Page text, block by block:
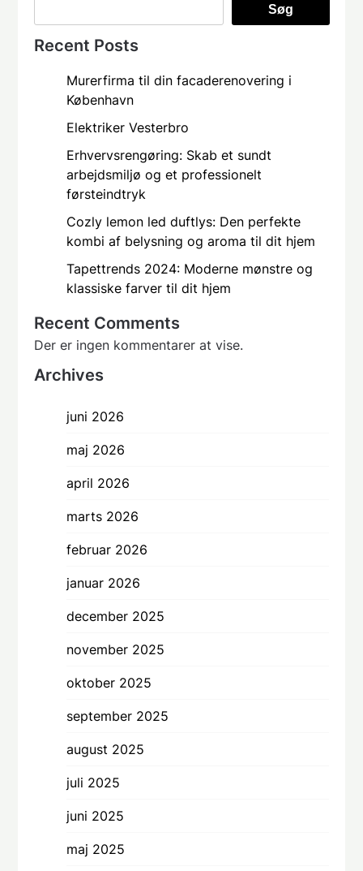
Søg
Recent Posts
Murerfirma til din facaderenovering i
København
Elektriker Vesterbro
Erhvervsrengøring: Skab et sundt
arbejdsmiljø og et professionelt
førsteindtryk
Cozly lemon led duftlys: Den perfekte
kombi af belysning og aroma til dit hjem
Tapettrends 2024: Moderne mønstre og
klassiske farver til dit hjem
Recent Comments
Der er ingen kommentarer at vise.
Archives
juni 2026
maj 2026
april 2026
marts 2026
februar 2026
januar 2026
december 2025
november 2025
oktober 2025
september 2025
august 2025
juli 2025
juni 2025
maj 2025